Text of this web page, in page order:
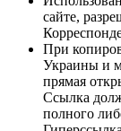
сайте,
При
Украины и
прямая
Ссылка
полного